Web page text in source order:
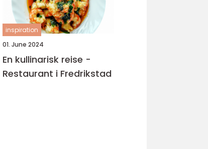
inspiration
01. June 2024
En kullinarisk reise -
Restaurant i Fredrikstad